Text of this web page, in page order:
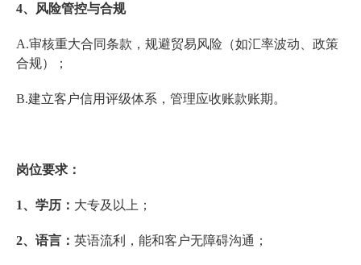
4、风险管控与合规
A.审核重大合同条款，规避贸易风险（如汇率波动、政策
合规）；
B.建立客户信用评级体系，管理应收账款账期。
岗位要求：
1、学历： 大专及以上；
2、语言： 英语流利，能和客户无障碍沟通；